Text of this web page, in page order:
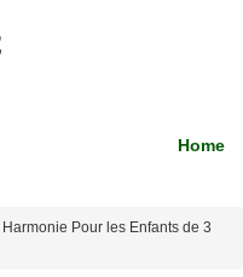
Home
Harmonie Pour les Enfants de 3